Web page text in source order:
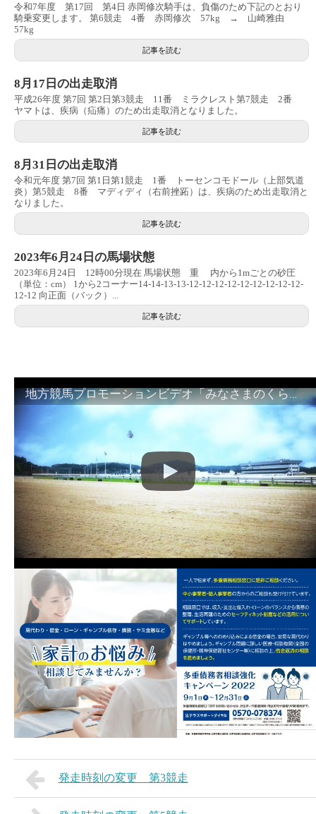
令和7年度 第17回 第4日 赤岡修次騎手は、負傷のため下記のとおり
騎乗変更します。 第6競走 4番 赤岡修次 57kg → 山崎雅由
57kg
記事を読む
8月17日の出走取消
平成26年度 第7回 第2日第3競走 11番 ミラクレスト第7競走 2番
ヤマトは、疾病（疝痛）のため出走取消となりました。
記事を読む
8月31日の出走取消
令和元年度 第7回 第1日第1競走 1番 トーセンコモドール（上部気道
炎）第5競走 8番 マディディ（右前挫跖）は、疾病のため出走取消と
なりました。
記事を読む
2023年6月24日の馬場状態
2023年6月24日 12時00分現在 馬場状態 重 内から1mごとの砂圧
（単位：cm） 1から2コーナー14-14-13-13-12-12-12-12-12-12-12-12-12-
12-12 向正面（バック）...
記事を読む
地方競馬プロモーションビデオ「みなさまのくらしのために」30秒篇｜NAR公式
発走時刻の変更 第3競走